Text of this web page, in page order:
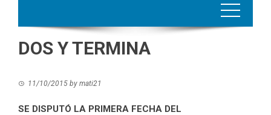
DOS Y TERMINA
11/10/2015 by mati21
SE DISPUTÓ LA PRIMERA FECHA DEL